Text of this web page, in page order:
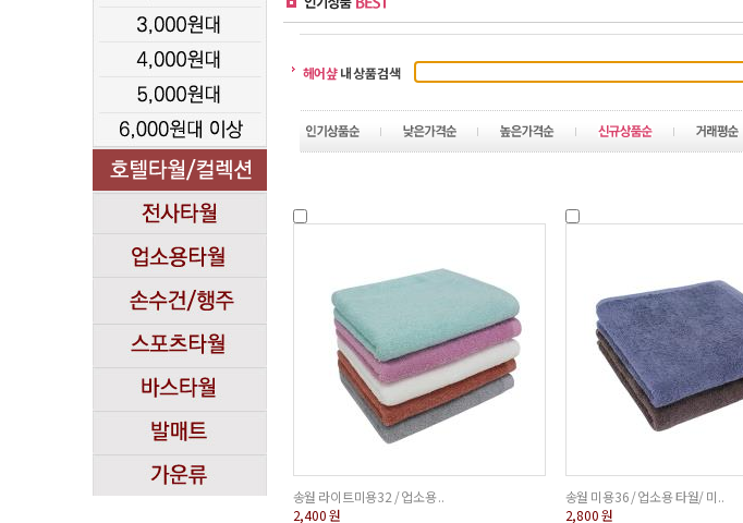
헤어샾내 상품검색
송월 라이트미용32 / 업소용 ..
2,400원
송월 미용36 / 업소용 타월/ 미..
2,800원